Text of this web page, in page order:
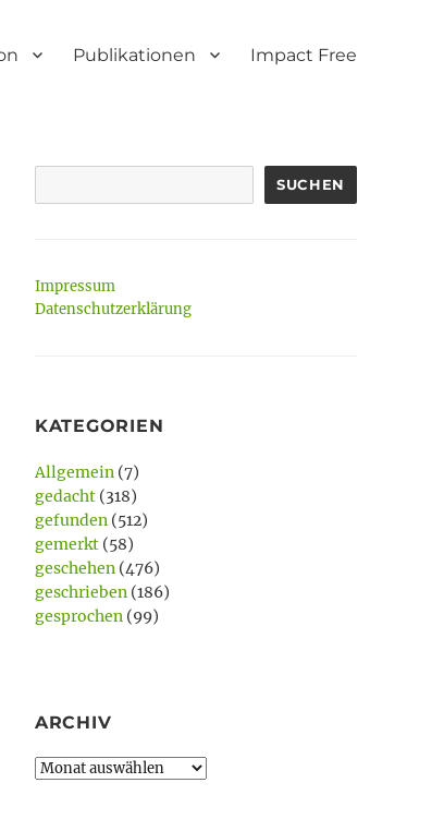
Publikationen Impact Free
SUCHEN
Impressum
Datenschutzerklärung
KATEGORIEN
Allgemein(7)
gedacht(318)
gefunden(512)
gemerkt(58)
geschehen(476)
geschrieben(186)
gesprochen(99)
ARCHIV
Archiv